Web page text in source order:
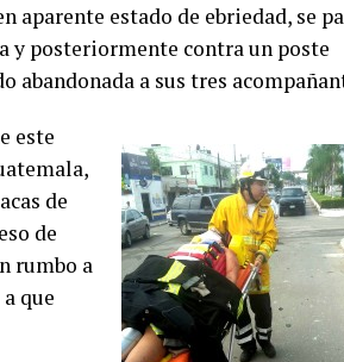
aparente estado de ebriedad, se
y posteriormente contra un poste
a sus tres
este
de
de
rumbo a
que